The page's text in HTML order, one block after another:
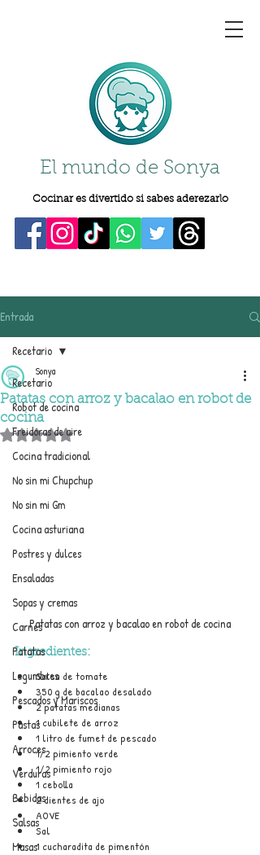
El mundo de Sonya
Cocinar es divertido si sabes aderezarlo
Entrada
Recetario
Robot de cocina
Freidoras de aire
Cocina tradicional
No sin mi Chupchup
No sin mi Gm
Cocina asturiana
Postres y dulces
Ensaladas
Sopas y cremas
Carnes
Patatas
Legumbres
Pescados y Mariscos
Pastas
Arroces
Verduras
Bebidas
Salsas
Masas
Recetario
Patatas con arroz y bacalao en robot de
cocina
Sonya
Obtuvo NaN de 5 estrellas.
Patatas con arroz y bacalao en robot de cocina
Ingredientes:
Salsa de tomate
350 g de bacalao desalado
2 patatas medianas
1 cubilete de arroz
1 litro de fumet de pescado
1/2 pimiento verde
1/2 pimiento rojo
1 cebolla
2 dientes de ajo
AOVE
Sal
1 cucharadita de pimentón